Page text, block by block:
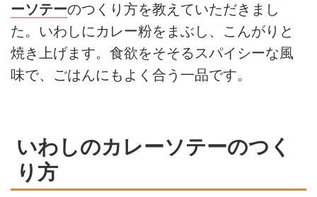
ーソテーのつくり方を教えていただきまし
た。いわしにカレー粉をまぶし、こんがりと
焼き上げます。食欲をそそるスパイシーな風
味で、ごはんにもよく合う一品です。
いわしのカレーソテーのつく
り方